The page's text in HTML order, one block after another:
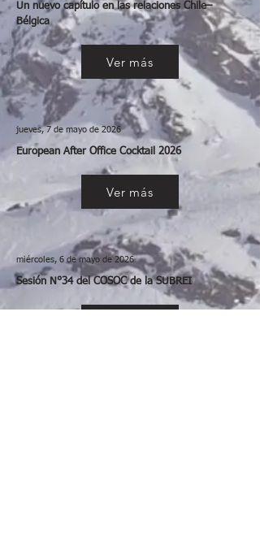
Un nuevo capítulo en las relaciones Chile–
Bélgica
Ver más
jueves, 7 de mayo de 2026
European After Office Cocktail 2026
Ver más
miércoles, 6 de mayo de 2026
Sesión N°34 del COSOC de la SUBREI